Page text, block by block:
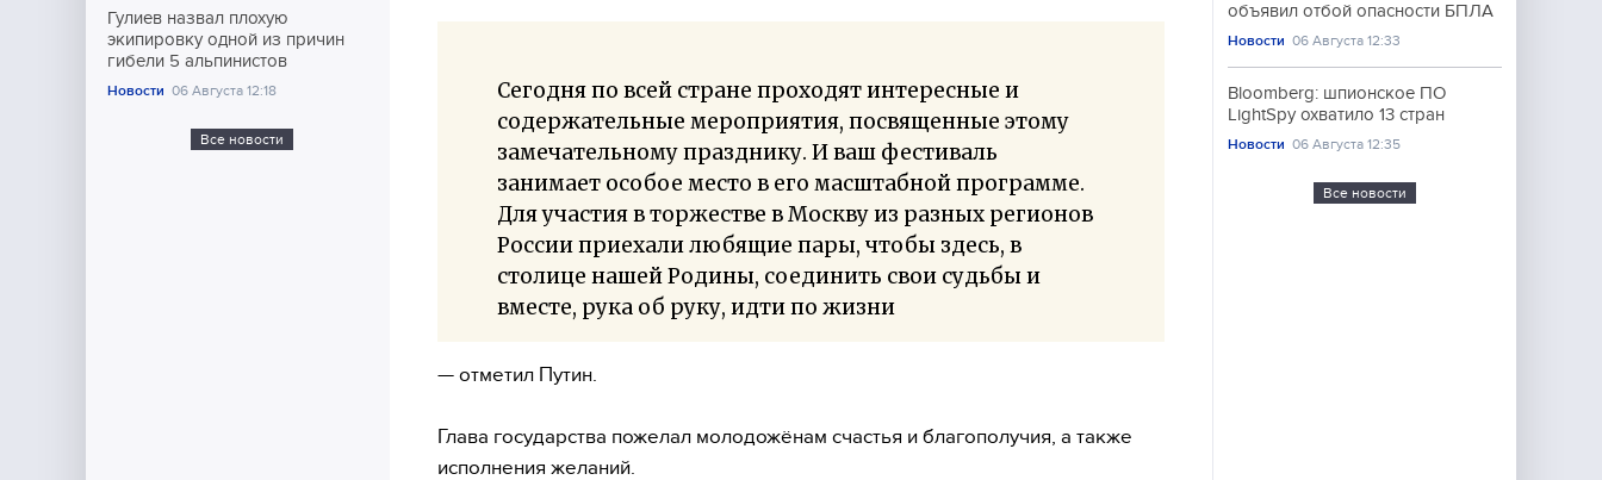
Гулиев назвал плохую
экипировку одной из причин
гибели 5 альпинистов
Новости 06 Августа 12:18
Все новости
Сегодня по всей стране проходят интересные и
содержательные мероприятия, посвященные этому
замечательному празднику. И ваш фестиваль
занимает особое место в его масштабной программе.
Для участия в торжестве в Москву из разных регионов
России приехали любящие пары, чтобы здесь, в
столице нашей Родины, соединить свои судьбы и
вместе, рука об руку, идти по жизни
— отметил Путин.
Глава государства пожелал молодожёнам счастья и благополучия, а также
исполнения желаний.
объявил отбой опасности БПЛА
Новости 06 Августа 12:33
Bloomberg: шпионское ПО
LightSpy охватило 13 стран
Новости 06 Августа 12:35
Все новости